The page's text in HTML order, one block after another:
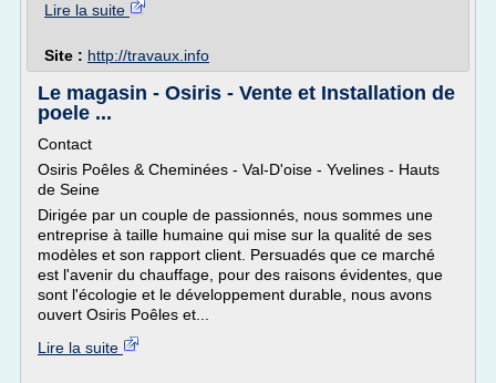
Lire la suite
Site : http://travaux.info
Le magasin - Osiris - Vente et Installation de
poele ...
Contact
Osiris Poêles & Cheminées - Val-D'oise - Yvelines - Hauts
de Seine
Dirigée par un couple de passionnés, nous sommes une
entreprise à taille humaine qui mise sur la qualité de ses
modèles et son rapport client. Persuadés que ce marché
est l'avenir du chauffage, pour des raisons évidentes, que
sont l'écologie et le développement durable, nous avons
ouvert Osiris Poêles et...
Lire la suite